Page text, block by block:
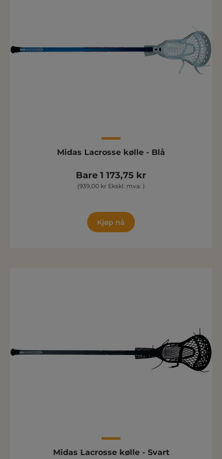
Midas Lacrosse kølle - Blå
Bare 1 173,75 kr
(939,00 kr Ekskl. mva. )
Kjøp nå
Midas Lacrosse kølle - Svart